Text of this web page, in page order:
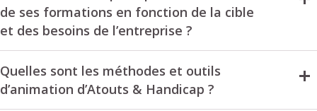
de ses formations en fonction de la cible
et des besoins de l’entreprise ?
Quelles sont les méthodes et outils
d’animation d’Atouts & Handicap ?